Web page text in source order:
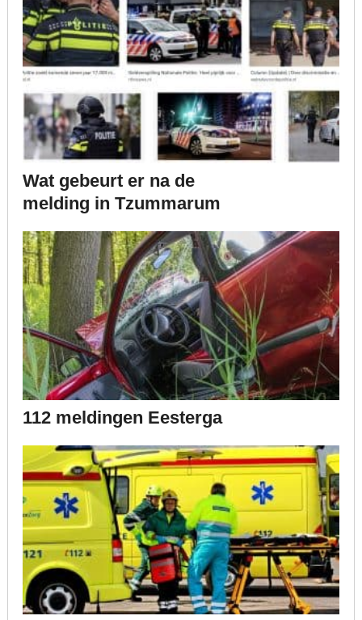
Wat gebeurt er na de
melding in Tzummarum
112 meldingen Eesterga